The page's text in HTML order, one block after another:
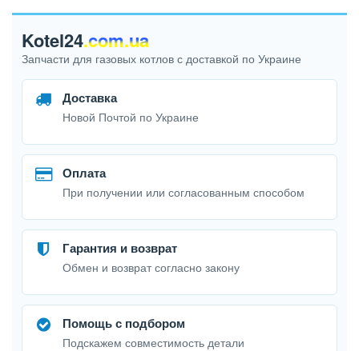
Kotel24.com.ua
Запчасти для газовых котлов с доставкой по Украине
Доставка
Новой Почтой по Украине
Оплата
При получении или согласованным способом
Гарантия и возврат
Обмен и возврат согласно закону
Помощь с подбором
Подскажем совместимость детали